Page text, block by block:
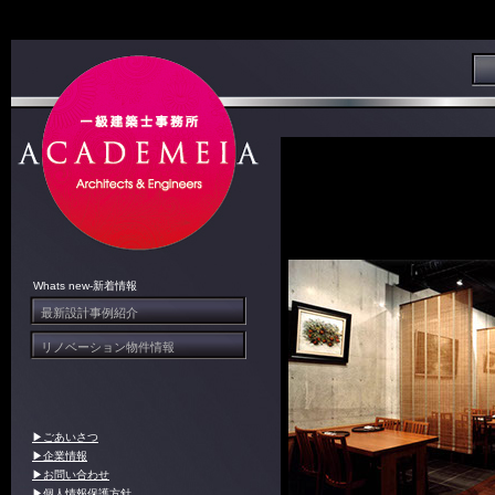
Whats new-新着情報
最新設計事例紹介
●堀切菖蒲園の家
リノベーション物件情報
▶ごあいさつ
▶企業情報
▶お問い合わせ